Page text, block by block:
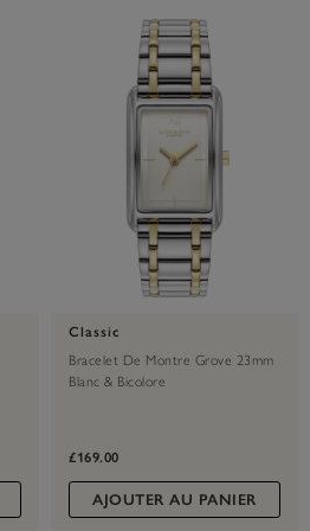
Classic
Bracelet De Montre Grove 23mm
Blanc & Bicolore
£169.00
AJOUTER AU PANIER